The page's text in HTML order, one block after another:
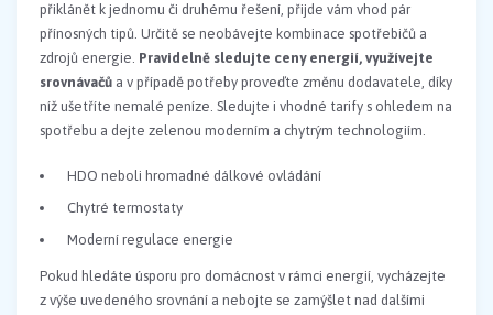
přiklánět k jednomu či druhému řešení, přijde vám vhod pár
přínosných tipů. Určitě se neobávejte kombinace spotřebičů a
zdrojů energie. Pravidelně sledujte ceny energií, využívejte
srovnávačůa v případě potřeby proveďte změnu dodavatele, díky
níž ušetříte nemalé peníze. Sledujte i vhodné tarify s ohledem na
spotřebu a dejte zelenou moderním a chytrým technologiím.
HDO neboli hromadné dálkové ovládání
Chytré termostaty
Moderní regulace energie
Pokud hledáte úsporu pro domácnost v rámci energií, vycházejte
z výše uvedeného srovnání a nebojte se zamýšlet nad dalšími